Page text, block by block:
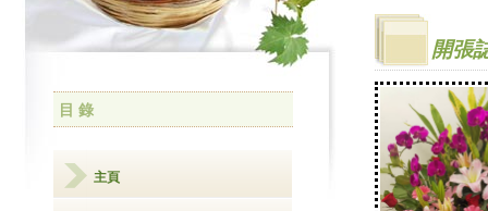
目 錄
主頁
開張